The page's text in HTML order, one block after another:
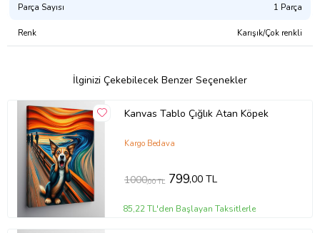
etkileyici ve sanatsal bir duruş sergiler.
Çerçeve İhtiyacı:
Tablolarımız, çerçeve ihtiyacı olmadan asılmaya
uygun şekilde tasarlanmıştır. Kenarlara kadar uzanan baskı
sağlar. Böylece, dekorasyonunuza modern ve minimalist bir
dokunuş katarsınız.
Ürün Kodu:kcm88535873
Parça Sayısı 1 Parça
Renk Karışık/Çok renkli
İlginizi Çekebilecek Benzer Seçenekler
Kanvas Tablo Çığlık Atan Köpek
Kargo Bedava
1000,00 TL 799,00 TL
85,22 TL'den Başlayan Taksitlerle